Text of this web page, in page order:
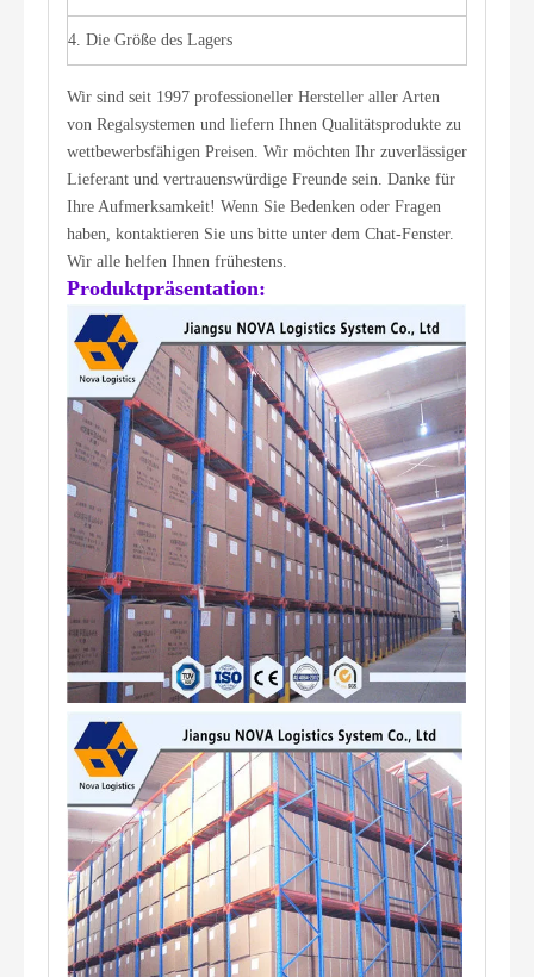
4. Die Größe des Lagers
Wir sind seit 1997 professioneller Hersteller aller Arten
von Regalsystemen und liefern Ihnen Qualitätsprodukte zu
wettbewerbsfähigen Preisen. Wir möchten Ihr zuverlässiger
Lieferant und vertrauenswürdige Freunde sein. Danke für
Ihre Aufmerksamkeit! Wenn Sie Bedenken oder Fragen
haben, kontaktieren Sie uns bitte unter dem Chat-Fenster.
Wir alle helfen Ihnen frühestens.
Produktpräsentation: